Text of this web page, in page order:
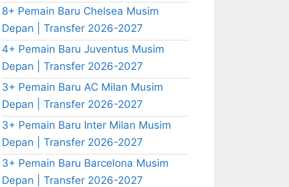
8+ Pemain Baru Chelsea Musim
Depan | Transfer 2026-2027
4+ Pemain Baru Juventus Musim
Depan | Transfer 2026-2027
3+ Pemain Baru AC Milan Musim
Depan | Transfer 2026-2027
3+ Pemain Baru Inter Milan Musim
Depan | Transfer 2026-2027
3+ Pemain Baru Barcelona Musim
Depan | Transfer 2026-2027